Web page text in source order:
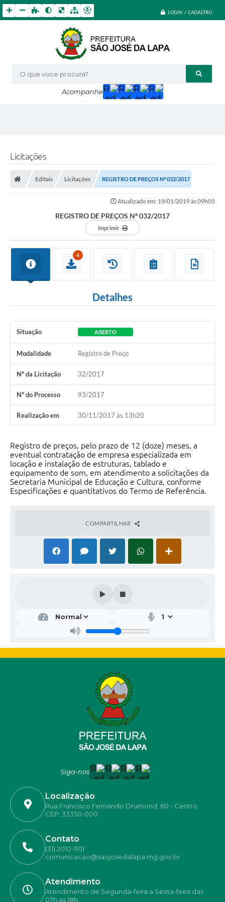
LOGIN / CADASTRO
O que voce procura?
Acompanhe
Licitações
Editais Licitações REGISTRO DE PREÇOS Nº 032/2017
Atualizado em: 19/01/2019 às 09h05
REGISTRO DE PREÇOS Nº 032/2017
Imprimir
4
Detalhes
Situação ABERTO
Modalidade Registro de Preço
Nº da Licitação 32/2017
Nº do Processo 93/2017
Realização em 30/11/2017 às 13h20
Registro de preços, pelo prazo de 12 (doze) meses, a
eventual contratação de empresa especializada em
locação e instalação de estruturas, tablado e
equipamento de som, em atendimento a solicitações da
Secretaria Municipal de Educação e Cultura, conforme
Especificações e quantitativos do Termo de Referência.
COMPARTILHAR
Siga-nos
Localização
Rua Francisco Fernando Drumond, 60 - Centro
CEP: 33350-000
Contato
(31) 2010-1101
comunicacao@saojosedalapa.mg.gov.br
Atendimento
Atendimento de Segunda-feira a Sexta-feira das
07h as 18h